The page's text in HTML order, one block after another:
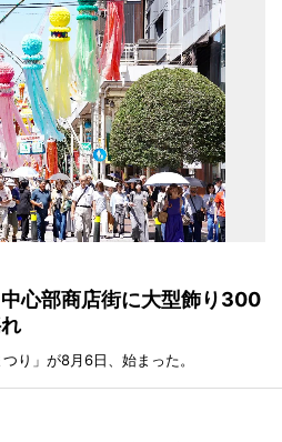
心部商店街に大型飾り300
り」が8月6日、始まった。